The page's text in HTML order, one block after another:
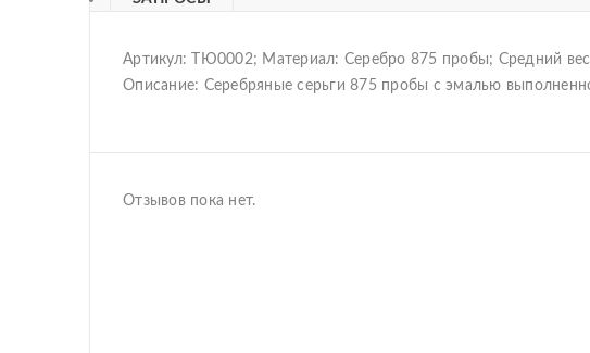
Артикул: ТЮ0002; Материал: Серебро 875 пробы; Средний
Описание: Серебряные серьги 875 пробы с эмалью
Отзывов пока нет.